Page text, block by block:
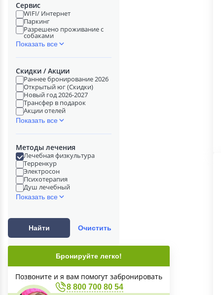
Сервис
WIFI/ Интернет
Паркинг
Разрешено проживание с
собаками
Показать все
Скидки / Акции
Раннее бронирование 2026
Открытый юг (Скидки)
Новый год 2026-2027
Трансфер в подарок
Акции отелей
Показать все
Методы лечения
Лечебная физкультура
Терренкур
Электросон
Психотерапия
Душ лечебный
Показать все
Найти Очистить
Бронируйте легко!
Позвоните и я вам помогут забронировать
8 800 700 80 54